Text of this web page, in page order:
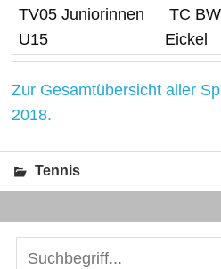
TV05 Juniorinnen
U15
TC
Eickel
Zur Gesamtübersicht aller
2018.
Tennis
Suchen